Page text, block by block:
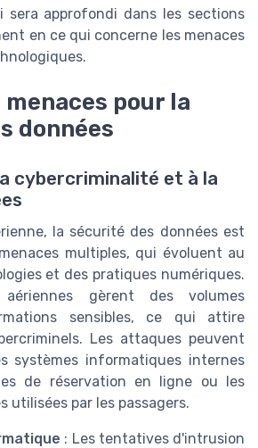
sera approfondi dans les sections
en ce qui concerne les menaces
pour la
données
cybercriminalité et à la
la sécurité des données est
multiples, qui évoluent au
et des pratiques numériques.
aériennes gèrent des volumes
sensibles, ce qui attire
Les attaques peuvent
systèmes informatiques internes
de réservation en ligne ou les
utilisées par les passagers.
: Les tentatives d'intrusion